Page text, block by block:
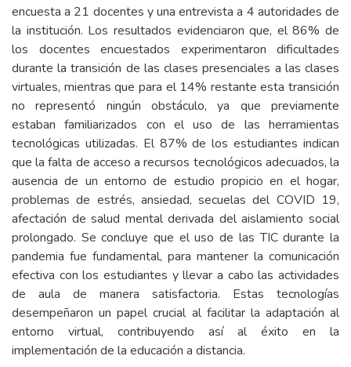
encuesta a 21 docentes y una entrevista a 4 autoridades de
la institución. Los resultados evidenciaron que, el 86% de
los docentes encuestados experimentaron dificultades
durante la transición de las clases presenciales a las clases
virtuales, mientras que para el 14% restante esta transición
no representó ningún obstáculo, ya que previamente
estaban familiarizados con el uso de las herramientas
tecnológicas utilizadas. El 87% de los estudiantes indican
que la falta de acceso a recursos tecnológicos adecuados, la
ausencia de un entorno de estudio propicio en el hogar,
problemas de estrés, ansiedad, secuelas del COVID 19,
afectación de salud mental derivada del aislamiento social
prolongado. Se concluye que el uso de las TIC durante la
pandemia fue fundamental, para mantener la comunicación
efectiva con los estudiantes y llevar a cabo las actividades
de aula de manera satisfactoria. Estas tecnologías
desempeñaron un papel crucial al facilitar la adaptación al
entorno virtual, contribuyendo así al éxito en la
implementación de la educación a distancia.